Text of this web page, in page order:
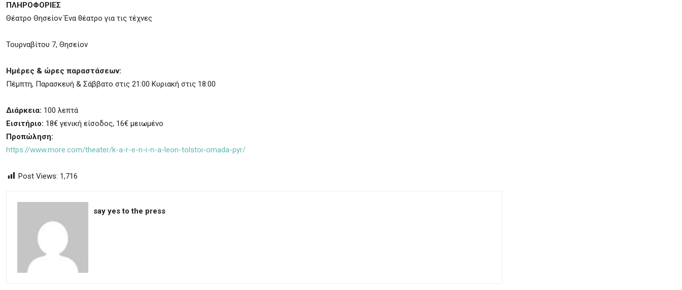
ΠΛΗΡΟΦΟΡΙΕΣ
Θέατρο Θησείον Ένα θέατρο για τις τέχνες
Τουρναβίτου 7, Θησείον
Ημέρες & ώρες παραστάσεων:
Πέμπτη, Παρασκευή & Σάββατο στις 21:00 Κυριακή στις 18:00
Διάρκεια: 100 λεπτά
Εισιτήριο: 18€ γενική είσοδος, 16€ μειωμένο
Προπώληση:
https://www.more.com/theater/k-a-r-e-n-i-n-a-leon-tolstoi-omada-pyr/
Post Views: 1,716
say yes to the press